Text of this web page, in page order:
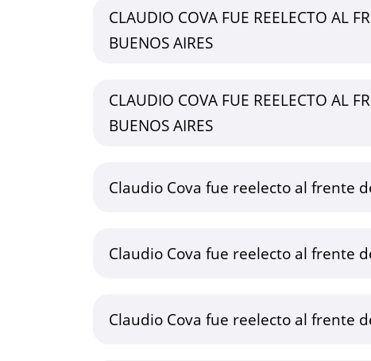
CLAUDIO COVA FUE REELECTO AL
BUENOS AIRES
CLAUDIO COVA FUE REELECTO AL
BUENOS AIRES
Claudio Cova fue reelecto al frente
Claudio Cova fue reelecto al frente
Claudio Cova fue reelecto al frente